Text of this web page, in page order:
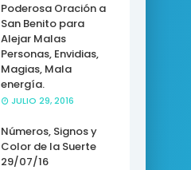
Poderosa Oración a
San Benito para
Alejar Malas
Personas, Envidias,
Magias, Mala
energía.
JULIO 29, 2016
Números, Signos y
Color de la Suerte
29/07/16